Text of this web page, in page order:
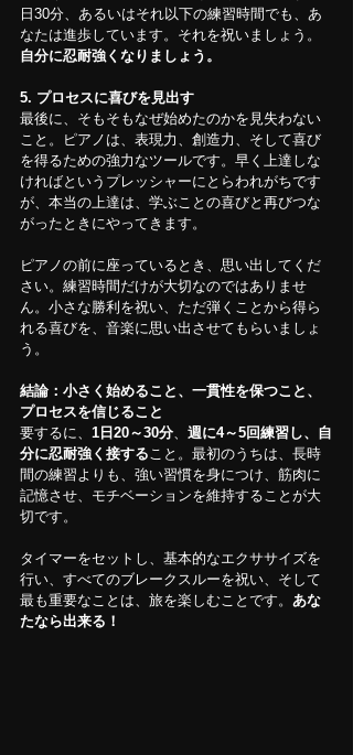
日30分、あるいはそれ以下の練習時間でも、あ
なたは進歩しています。それを祝いましょう。
自分に忍耐強くなりましょう。
5. プロセスに喜びを見出す
最後に、そもそもなぜ始めたのかを見失わない
こと。ピアノは、表現力、創造力、そして喜び
を得るための強力なツールです。早く上達しな
ければというプレッシャーにとらわれがちです
が、本当の上達は、学ぶことの喜びと再びつな
がったときにやってきます。
ピアノの前に座っているとき、思い出してくだ
さい。練習時間だけが大切なのではありませ
ん。小さな勝利を祝い、ただ弾くことから得ら
れる喜びを、音楽に思い出させてもらいましょ
う。
結論：小さく始めること、一貫性を保つこと、
プロセスを信じること
要するに、 1日20～30分
週に4～5回練習し、自
分に忍耐強く接する こと。最初のうちは、長時
間の練習よりも、強い習慣を身につけ、筋肉に
記憶させ、モチベーションを維持することが大
切です。
タイマーをセットし、基本的なエクササイズを
行い、すべてのブレークスルーを祝い、そして
最も重要なことは、旅を楽しむことです。 あな
たなら出来る！